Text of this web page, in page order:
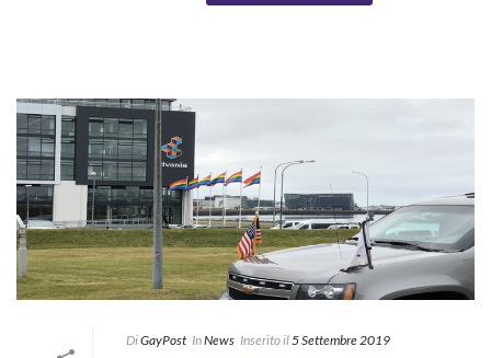
DiGayPost InNews Inserito il5 Settembre 2019